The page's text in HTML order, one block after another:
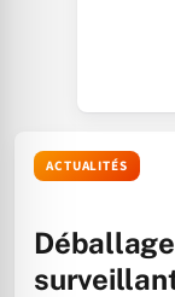
ACTUALITÉS